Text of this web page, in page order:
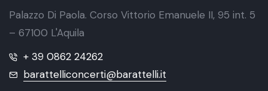
Palazzo Di Paola. Corso Vittorio Emanuele II, 95 int. 5
– 67100 L'Aquila
+ 39 0862 24262
barattelliconcerti@barattelli.it